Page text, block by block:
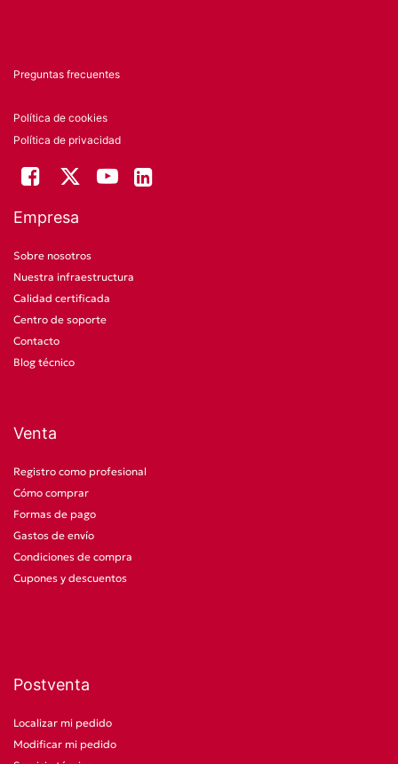
Preguntas frecuentes
Política de cookies
Política de privacidad
Empresa
Sobre nosotros
Nuestra infraestructura
Calidad certificada
Centro de soporte
Contacto
Blog técnico
Venta
Registro como profesional
Cómo comprar
Formas de pago
Gastos de envío
Condiciones de compra
Cupones y descuentos
Postventa
Localizar mi pedido
Modificar mi pedido